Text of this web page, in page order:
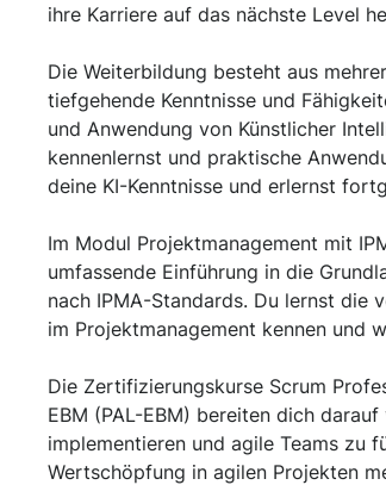
ihre Karriere auf das nächste Level
Die Weiterbildung besteht aus
tiefgehende Kenntnisse und
und Anwendung von Künstlicher
kennenlernst und praktische
deine KI-Kenntnisse und erlernst
Im Modul Projektmanagement mit
umfassende Einführung in die
nach IPMA-Standards. Du lernst die
im Projektmanagement kennen und
Die Zertifizierungskurse Scrum
EBM (PAL-EBM) bereiten dich
implementieren und agile Teams zu
Wertschöpfung in agilen Projekten